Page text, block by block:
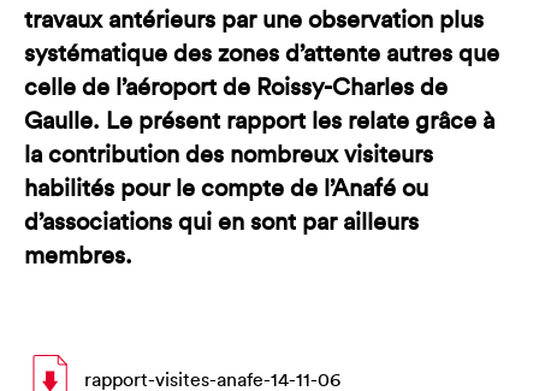
travaux antérieurs par une observation plus
systématique des zones d’attente autres que
celle de l’aéroport de Roissy-Charles de
Gaulle. Le présent rapport les relate grâce à
la contribution des nombreux visiteurs
habilités pour le compte de l’Anafé ou
d’associations qui en sont par ailleurs
membres.
rapport-visites-anafe-14-11-06